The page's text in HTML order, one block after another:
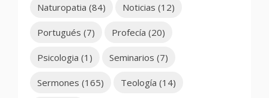
Naturopatia (84) Noticias (12)
Portugués (7) Profecía (20)
Psicologia (1) Seminarios (7)
Sermones (165) Teología (14)